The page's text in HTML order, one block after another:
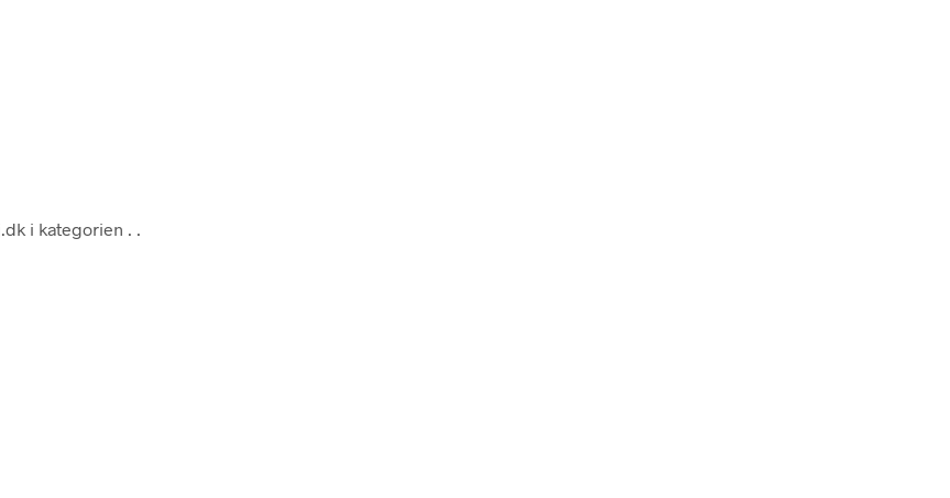
i kategorien